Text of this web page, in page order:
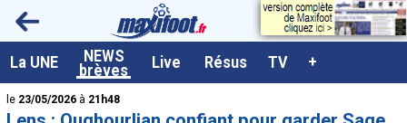
La UNE NEWS
brèves Live Résus TV +
<
le 23/05/2026 à 21h48
A la UNE
Dernières brèves